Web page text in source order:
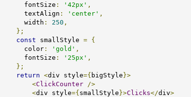
      fontSize
: '42px' ,
      textAlign
: 'center' ,
      width
: 250 ,
};
const smallStyle =
{
      color
: 'gold' ,
      fontSize
: '25px' ,
};
return <div style={ bigStyle}>
<ClickCounter
/>
<div style={smallStyle}>Clicks</div>